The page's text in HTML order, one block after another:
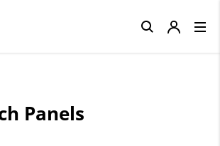
Panels
Close